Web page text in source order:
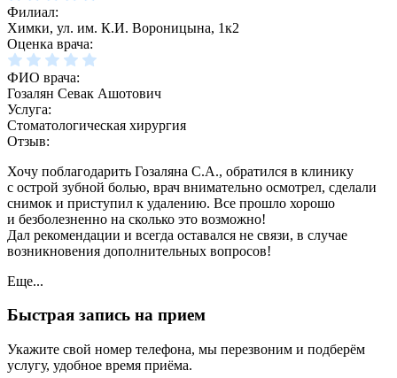
Филиал:
Химки, ул. им. К.И. Вороницына, 1к2
Оценка врача:
ФИО врача:
Гозалян Севак Ашотович
Услуга:
Стоматологическая хирургия
Отзыв:
Хочу поблагодарить Гозаляна С.А., обратился в клинику
с острой зубной болью, врач внимательно осмотрел, сделали
снимок и приступил к удалению. Все прошло хорошо
и безболезненно на сколько это возможно!
Дал рекомендации и всегда оставался не связи, в случае
возникновения дополнительных вопросов!
Еще...
Быстрая запись на прием
Укажите свой номер телефона, мы перезвоним и подберём
услугу, удобное время приёма.